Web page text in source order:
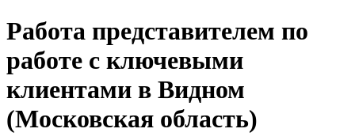
Работа представителем по
работе с ключевыми
клиентами в Видном
(Московская область)